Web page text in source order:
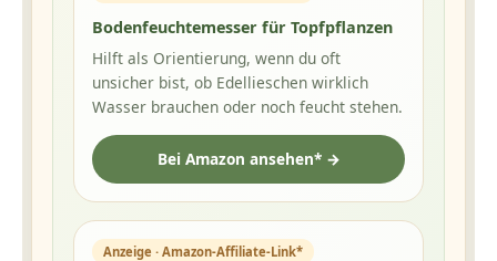
Bodenfeuchtemesser für Topfpflanzen
Hilft als Orientierung, wenn du oft
unsicher bist, ob Edellieschen wirklich
Wasser brauchen oder noch feucht stehen.
Bei Amazon ansehen* →
Anzeige · Amazon-Affiliate-Link*